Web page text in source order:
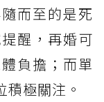
而至的是死
醒，再婚可
負擔；而單
極關注。